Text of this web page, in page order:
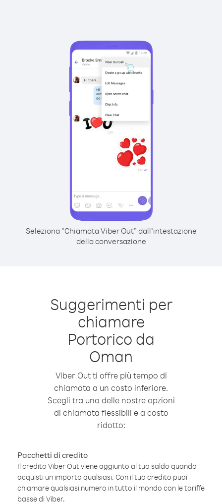
Seleziona “Chiamata Viber Out” dall’intestazione
della conversazione
Suggerimenti per
chiamare
Portorico da
Oman
Viber Out ti offre più tempo di
chiamata a un costo inferiore.
Scegli tra una delle nostre opzioni
di chiamata flessibili e a costo
ridotto:
Pacchetti di credito
Il credito Viber Out viene aggiunto al tuo saldo quando
acquisti un importo qualsiasi. Con il tuo credito puoi
chiamare qualsiasi numero in tutto il mondo con le tariffe
basse di Viber.